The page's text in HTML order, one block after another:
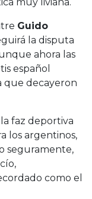
Guido
la disputa
ahora las
español
que decayeron
faz deportiva
los argentinos,
seguramente,
como el